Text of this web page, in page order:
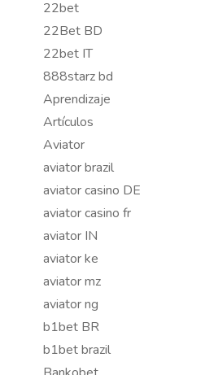
22bet
22Bet BD
22bet IT
888starz bd
Aprendizaje
Artículos
Aviator
aviator brazil
aviator casino DE
aviator casino fr
aviator IN
aviator ke
aviator mz
aviator ng
b1bet BR
b1bet brazil